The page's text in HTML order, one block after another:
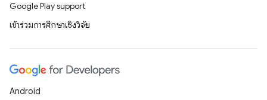
Google Play support
เข้าร่วมการศึกษาเชิงวิจัย
Android